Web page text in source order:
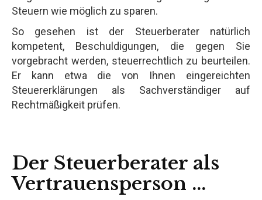
Steuern wie möglich zu sparen.
So gesehen ist der Steuerberater natürlich
kompetent, Beschuldigungen, die gegen Sie
vorgebracht werden, steuerrechtlich zu beurteilen.
Er kann etwa die von Ihnen eingereichten
Steuererklärungen als Sachverständiger auf
Rechtmäßigkeit prüfen.
Der Steuerberater als
Vertrauensperson ...